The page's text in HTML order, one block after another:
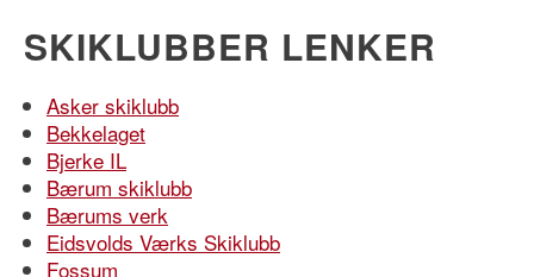
SKIKLUBBER LENKER
Asker skiklubb
Bekkelaget
Bjerke IL
Bærum skiklubb
Bærums verk
Eidsvolds Værks Skiklubb
Fossum